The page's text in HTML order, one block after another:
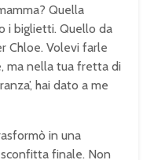
Quella
i biglietti. Quello da
Chloe. Volevi farle
ma nella tua fretta di
hai dato a me
in una
sconfitta finale. Non